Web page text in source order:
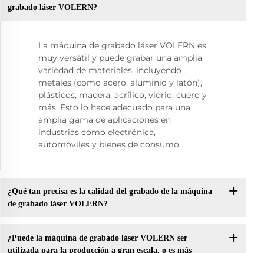
grabado láser VOLERN?
La máquina de grabado láser VOLERN es
muy versátil y puede grabar una amplia
variedad de materiales, incluyendo
metales (como acero, aluminio y latón),
plásticos, madera, acrílico, vidrio, cuero y
más. Esto lo hace adecuado para una
amplia gama de aplicaciones en
industrias como electrónica,
automóviles y bienes de consumo.
¿Qué tan precisa es la calidad del grabado de la máquina
de grabado láser VOLERN?
¿Puede la máquina de grabado láser VOLERN ser
utilizada para la producción a gran escala, o es más